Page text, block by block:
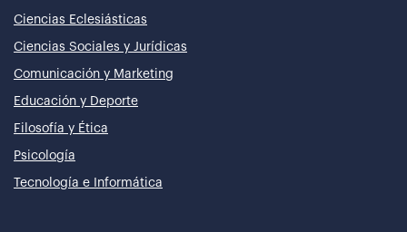
Ciencias Eclesiásticas
Ciencias Sociales y Jurídicas
Comunicación y Marketing
Educación y Deporte
Filosofía y Ética
Psicología
Tecnología e Informática